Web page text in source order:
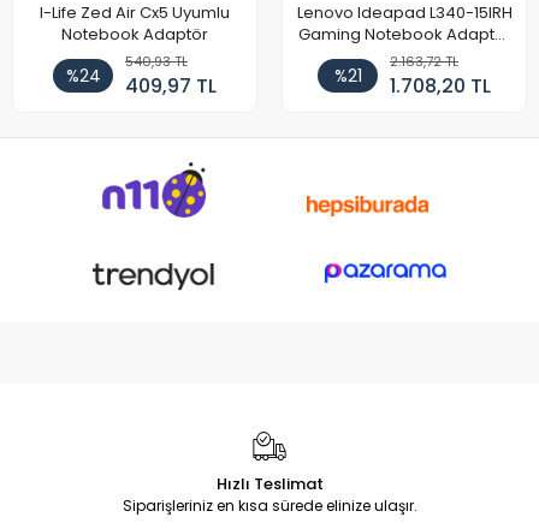
I-Life Zed Air Cx5 Uyumlu
Notebook Adaptör
%24
540,93 TL
409,97 TL
Lenovo Ideapad L340-15IRH
Gaming Notebook Adaptör
Cihazı Şarj Aleti (150W)
%21
2.163,72 TL
1.708,20 TL
Hızlı Teslimat
Siparişleriniz en kısa sürede elinize ulaşır.